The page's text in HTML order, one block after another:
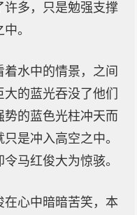
许多，只是勉强支撑
。
水中的情景，之间
的蓝光吞没了他们
势的蓝色光柱冲天而
是冲入高空之中。
马红俊大为惊骇。
在心中暗暗苦笑，本